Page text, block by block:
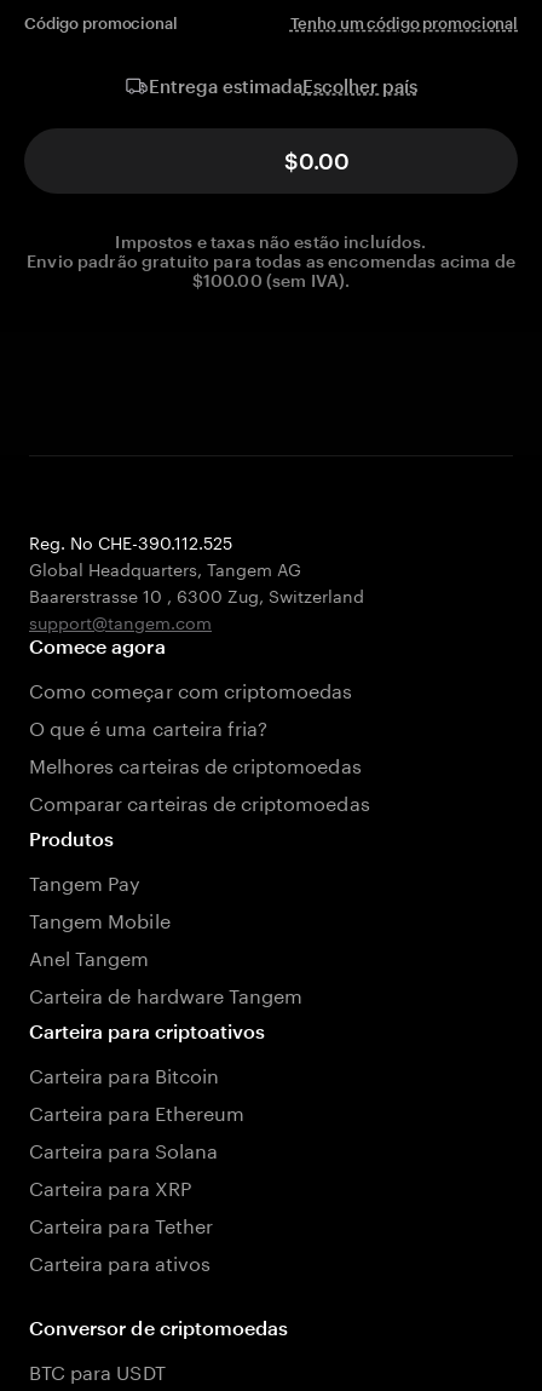
Código promocional Tenho um código promocional
Entrega estimadaEscolher país
$0.00
Impostos e taxas não estão incluídos.
Envio padrão gratuito para todas as encomendas acima de
$100.00 (sem IVA).
Reg. No CHE-390.112.525
Global Headquarters, Tangem AG
Baarerstrasse 10 , 6300 Zug, Switzerland
support@tangem.com
Comece agora
Como começar com criptomoedas
O que é uma carteira fria?
Melhores carteiras de criptomoedas
Comparar carteiras de criptomoedas
Produtos
Tangem Pay
Tangem Mobile
Anel Tangem
Carteira de hardware Tangem
Carteira para criptoativos
Carteira para Bitcoin
Carteira para Ethereum
Carteira para Solana
Carteira para XRP
Carteira para Tether
Carteira para ativos
Conversor de criptomoedas
BTC para USDT